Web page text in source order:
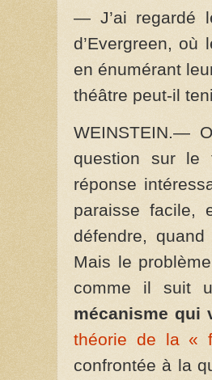
— J’ai regardé
d’Evergreen,
en énumérant
théâtre peut-il
WEINSTEIN.—
question sur le
réponse
paraisse facile,
défendre,
Mais le
comme il suit
mécanisme qui
théorie de la «
confrontée à la